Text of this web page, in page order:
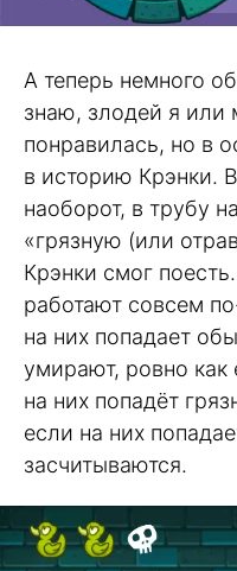
А теперь немного
знаю, злодей я или
понравилась, но в
в историю Крэнки.
наоборот, в трубу
«грязную (или
Крэнки смог
работают совсем
на них попадает
умирают, ровно
на них попадёт
если на них
засчитываются.